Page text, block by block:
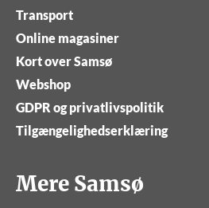
Transport
Online magasiner
Kort over Samsø
Webshop
GDPR og privatlivspolitik
Tilgængelighedserklæring
Mere Samsø